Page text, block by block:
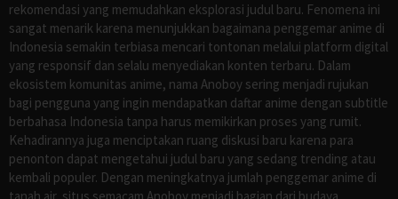
rekomendasi yang memudahkan eksplorasi judul baru. Fenomena ini
sangat menarik karena menunjukkan bagaimana penggemar anime di
Indonesia semakin terbiasa mencari tontonan melalui platform digital
yang responsif dan selalu menyediakan konten terbaru. Dalam
ekosistem komunitas anime, nama Anoboy sering menjadi rujukan
bagi pengguna yang ingin mendapatkan daftar anime dengan subtitle
berbahasa Indonesia tanpa harus memikirkan proses yang rumit.
Kehadirannya juga menciptakan ruang diskusi baru karena para
penonton dapat mengetahui judul baru yang sedang trending atau
kembali populer. Dengan meningkatnya jumlah penggemar anime di